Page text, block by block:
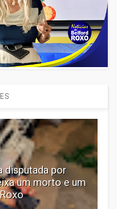
disputada por
um morto e um